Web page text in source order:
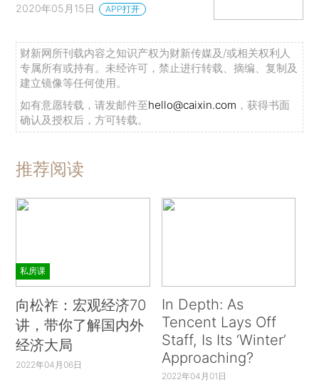
2020年05月15日 APP打开
财新网所刊载内容之知识产权为财新传媒及/或相关权利人
专属所有或持有。未经许可，禁止进行转载、摘编、复制及
建立镜像等任何使用。
如有意愿转载，请发邮件至hello@caixin.com ，获得书面
确认及授权后，方可转载。
推荐阅读
私房课
向松祚：宏观经济70
讲，带你了解国内外
经济大局
2022年04月06日
In Depth: As
Tencent Lays Off
Staff, Is Its ‘Winter’
Approaching?
2022年04月01日